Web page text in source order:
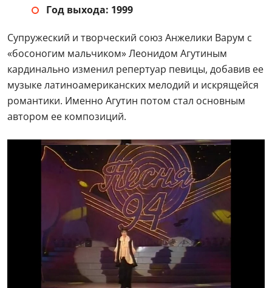
Год выхода: 1999
Супружеский и творческий союз Анжелики Варум с
«босоногим мальчиком» Леонидом Агутиным
кардинально изменил репертуар певицы, добавив ее
музыке латиноамериканских мелодий и искрящейся
романтики. Именно Агутин потом стал основным
автором ее композиций.